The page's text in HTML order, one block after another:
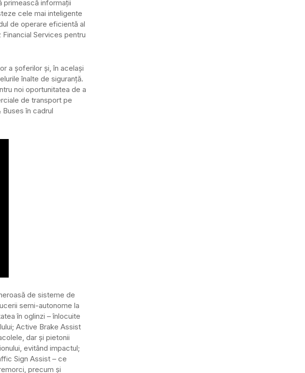
primească informații
cele mai inteligente
de operare eficientă al
Services pentru
a șoferilor și, în același
înalte de siguranță.
noi oportunitatea de a
de transport pe
în cadrul
de sisteme de
semi-autonome la
în oglinzi – înlocuite
Active Brake Assist
dar și pietonii
evitând impactul;
Sign Assist – ce
precum și